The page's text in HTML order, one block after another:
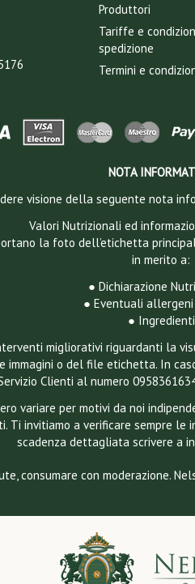
Produttori
Tariffe e
spedizione
Termini e
NOTA
visione della seguente nota
Valori Nutrizionali ed
la foto dell’etichetta
in merito a:
● Dichiarazione
● Eventuali
● Ingredienti
migliorativi riguardanti la
o del file etichetta. In
Clienti al numero
variare per motivi da noi
invitiamo a verificare sempre
scadenza dettagliata scrivere a
consumare con moderazione.